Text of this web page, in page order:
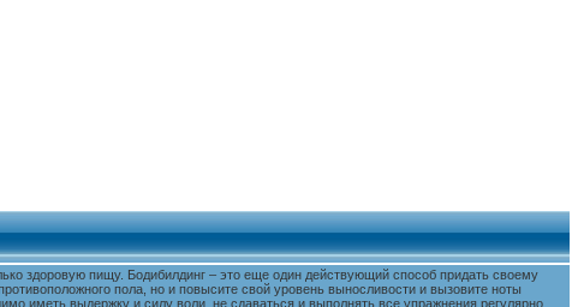
здоровую пищу. Бодибилдинг – это еще один действующий способ придать своему
пола, но и повысите свой уровень выносливости и вызовите ноты
иметь выдержку и силу воли, не сдаваться и выполнять все упражнения регулярно.